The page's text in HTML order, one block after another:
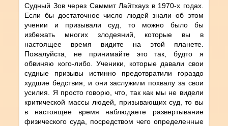
Судный Зов через Саммит Лайтхауз в 1970-х годах.
Если бы достаточное число людей знали об этом
учении и призывали суд, то можно было бы
избежать многих злодеяний, которые вы в
настоящее время видите на этой планете.
Пожалуйста, не принимайте это так, будто я
обвиняю кого-либо. Ученики, которые давали свои
судные призывы истинно предотвратили гораздо
худшие бедствия, и они заслужили похвалу за свои
усилия. Я просто говорю, что, так как мы не видели
критической массы людей, призывающих суд, то вы
в настоящее время наблюдаете развертывание
физического суда, посредством чего определенные